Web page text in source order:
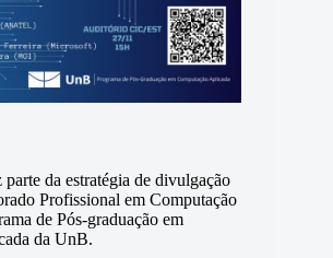
da estratégia de divulgação
Profissional em Computação
de Pós-graduação em
da UnB.